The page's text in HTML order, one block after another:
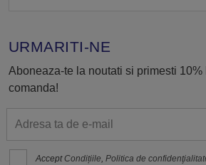
URMARITI-NE
Aboneaza-te la noutati si primesti 10%
comanda!
Accept Condițiile,Politica de